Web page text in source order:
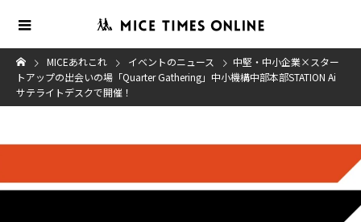
MICEあれこれ イベントのニュース
中堅・中小企業×スター
トアップの出会いの場「Quarter Gathering」中小機構中部本部STATION Ai
サテライトデスクで開催！